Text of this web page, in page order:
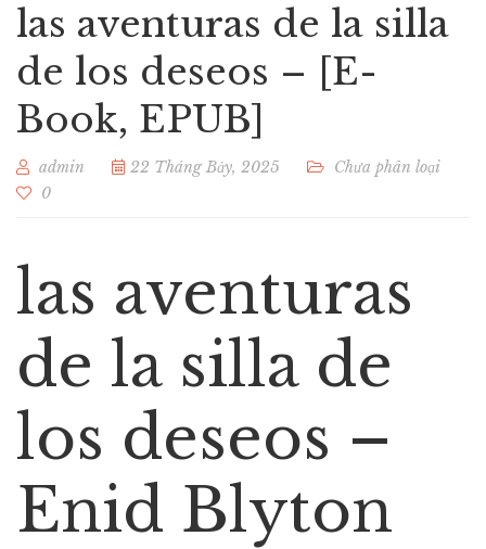
las aventuras de la silla
de los deseos – [E-
Book, EPUB]
admin 22 Tháng Bảy, 2025
Chưa phân loại
0
las aventuras
de la silla de
los deseos –
Enid Blyton